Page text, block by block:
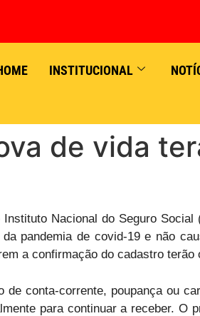
INSTITUCIONAL
de vida
Nacional do Seguro
pandemia de covid-19 e não
a confirmação do cadastro
conta-corrente, poupança ou
para continuar a receber. O